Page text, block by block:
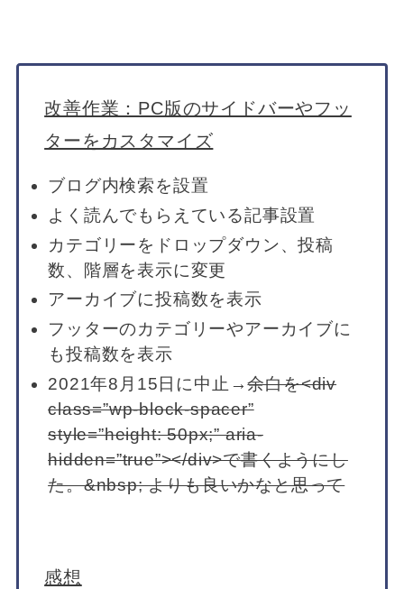
改善作業：PC版のサイドバーやフッ
ターをカスタマイズ
ブログ内検索を設置
よく読んでもらえている記事設置
カテゴリーをドロップダウン、投稿
数、階層を表示に変更
アーカイブに投稿数を表示
フッターのカテゴリーやアーカイブに
も投稿数を表示
2021年8月15日に中止→余白を<div
class=”wp-block-spacer”
style=”height: 50px;” aria-
hidden=”true”></div>で書くようにし
た。&nbsp; よりも良いかなと思って
感想